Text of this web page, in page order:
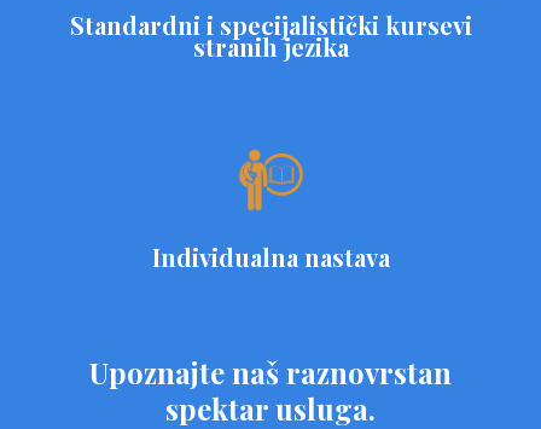
Standardni i specijalistički kursevi
stranih jezika
Individualna nastava
Upoznajte naš raznovrstan
spektar usluga.